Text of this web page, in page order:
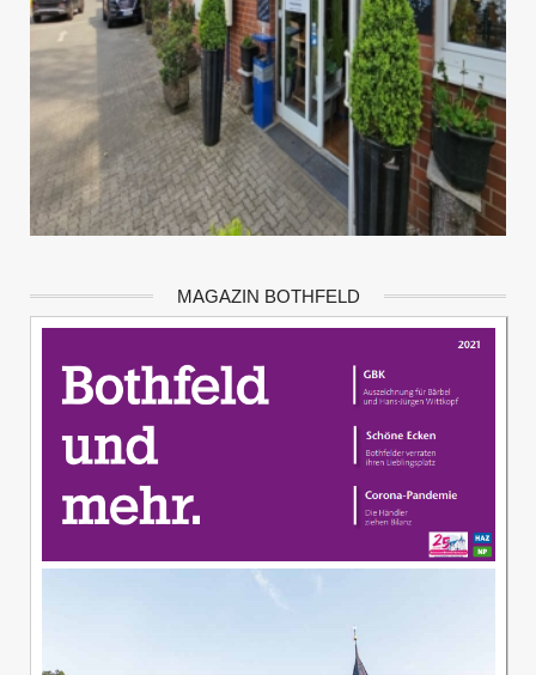
MAGAZIN BOTHFELD